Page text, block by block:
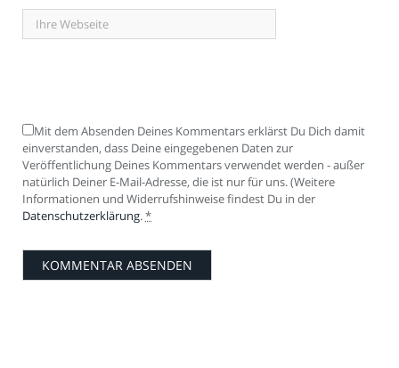
Mit dem Absenden Deines Kommentars erklärst Du Dich damit
einverstanden, dass Deine eingegebenen Daten zur
Veröffentlichung Deines Kommentars verwendet werden - außer
natürlich Deiner E-Mail-Adresse, die ist nur für uns. (Weitere
Informationen und Widerrufshinweise findest Du in der
Datenschutzerklärung.*